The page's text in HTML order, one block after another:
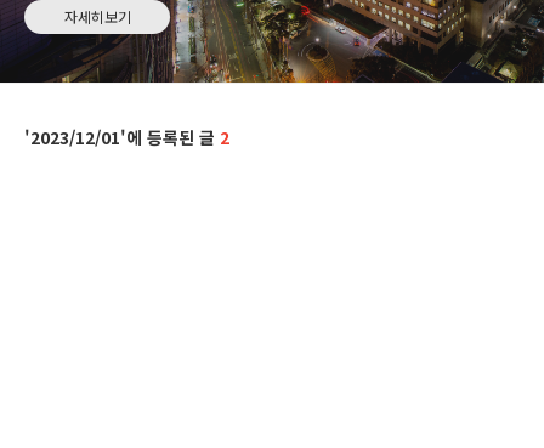
자세히보기
2023/12/01 2